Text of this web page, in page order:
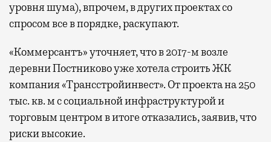
уровня шума), впрочем, в других проектах со
спросом все в порядке, раскупают.
«Коммерсантъ» уточняет, что в 2017-м возле
деревни Постниково уже хотела строить ЖК
компания «Трансстройинвест». От проекта на 250
тыс. кв. м с социальной инфраструктурой и
торговым центром в итоге отказались, заявив, что
риски высокие.